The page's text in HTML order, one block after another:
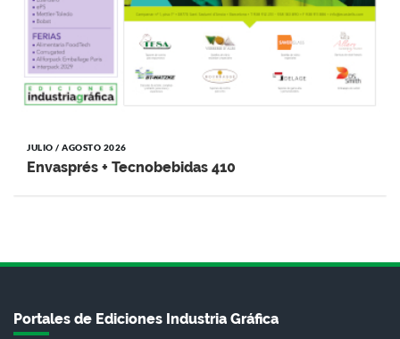
JULIO / AGOSTO 2026
Envasprés + Tecnobebidas 410
Portales de Ediciones Industria Gráfica